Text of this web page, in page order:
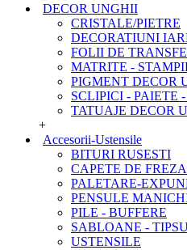
DECOR UNGHII
CRISTALE/PIETRE
DECORATIUNI
FOLII DE
MATRITE -
PIGMENT DECOR
SCLIPICI - PAIETE
TATUAJE DECOR
+
Accesorii-Ustensile
BITURI RUSESTI
CAPETE DE FREZA
PALETARE-
PENSULE
PILE - BUFFERE
SABLOANE -
USTENSILE